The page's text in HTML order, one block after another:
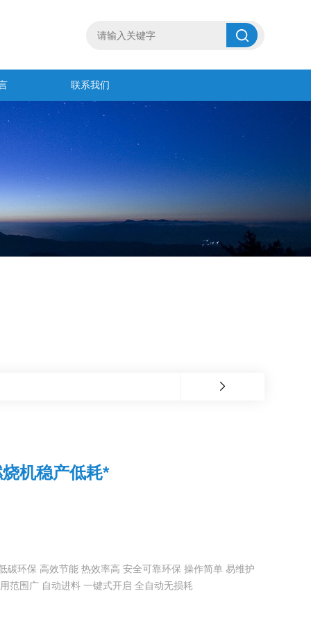
联系我们
机稳产低耗*
碳环保 高效节能 热效率高 安全可靠环保 操作简单 易维护
范围广 自动进料 一键式开启 全自动无损耗